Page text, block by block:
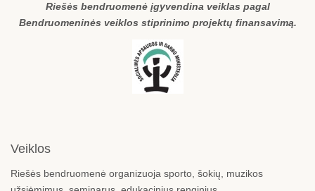
Riešės bendruomenė įgyvendina veiklas pagal
Bendruomeninės veiklos stiprinimo projektų finansavimą.
Veiklos
Riešės bendruomenė organizuoja sporto, šokių, muzikos